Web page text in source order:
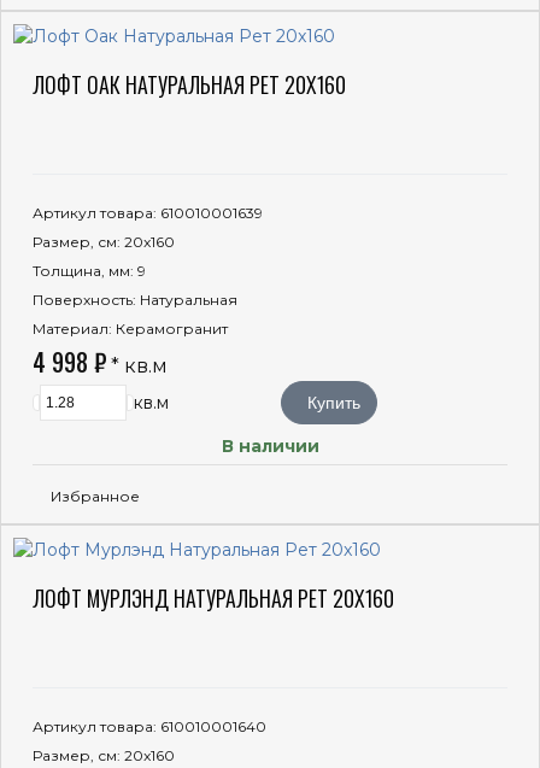
ЛОФТ ОАК НАТУРАЛЬНАЯ РЕТ 20X160
Артикул товара: 610010001639
Размер, см: 20x160
Толщина, мм: 9
Поверхность: Натуральная
Материал: Керамогранит
4 998 ₽ * кв.м
кв.м Купить
В наличии
Избранное
ЛОФТ МУРЛЭНД НАТУРАЛЬНАЯ РЕТ 20X160
Артикул товара: 610010001640
Размер, см: 20x160